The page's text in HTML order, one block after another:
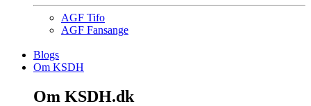
AGF Tifo
AGF Fansange
Blogs
Om KSDH
Om KSDH.dk